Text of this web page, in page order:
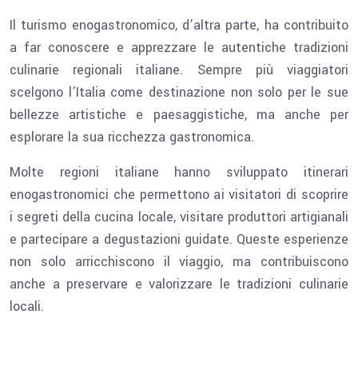
Il turismo enogastronomico, d’altra parte, ha contribuito
a far conoscere e apprezzare le autentiche tradizioni
culinarie regionali italiane. Sempre più viaggiatori
scelgono l’Italia come destinazione non solo per le sue
bellezze artistiche e paesaggistiche, ma anche per
esplorare la sua ricchezza gastronomica.
Molte regioni italiane hanno sviluppato itinerari
enogastronomici che permettono ai visitatori di scoprire
i segreti della cucina locale, visitare produttori artigianali
e partecipare a degustazioni guidate. Queste esperienze
non solo arricchiscono il viaggio, ma contribuiscono
anche a preservare e valorizzare le tradizioni culinarie
locali.